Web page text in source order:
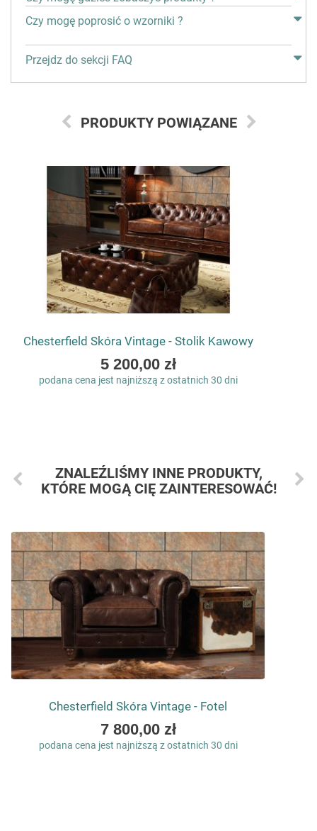
Czy mogę poprosić o wzorniki ?
Przejdz do sekcji FAQ
PRODUKTY POWIĄZANE
Chesterfield Skóra Vintage - Stolik Kawowy
As
low
5 200,00 zł
podana cena jest najniższą z ostatnich 30 dni
ZNALEŹLIŚMY INNE PRODUKTY,
KTÓRE MOGĄ CIĘ ZAINTERESOWAĆ!
Chesterfield Skóra Vintage - Fotel
As
low
7 800,00 zł
podana cena jest najniższą z ostatnich 30 dni